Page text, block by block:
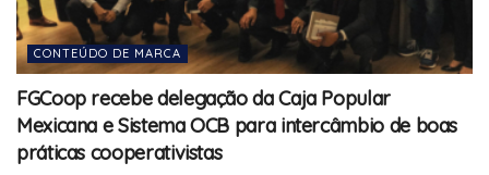
CONTEÚDO DE MARCA
FGCoop recebe delegação da Caja Popular
Mexicana e Sistema OCB para intercâmbio de boas
práticas cooperativistas